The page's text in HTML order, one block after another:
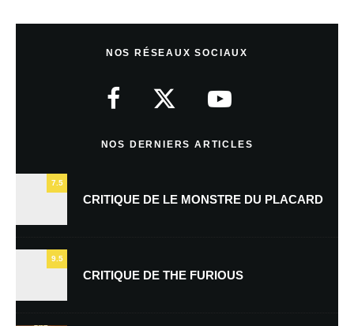
Nom*
NOS RÉSEAUX SOCIAUX
NOS DERNIERS ARTICLES
7.5
CRITIQUE DE LE MONSTRE DU PLACARD
9.5
CRITIQUE DE THE FURIOUS